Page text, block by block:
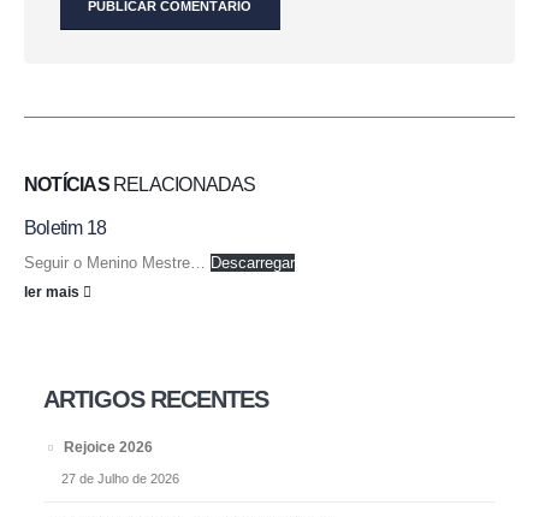
NOTÍCIASRELACIONADAS
Boletim 18
Seguir o Menino Mestre… Descarregar
ler mais
ARTIGOS RECENTES
Rejoice 2026
27 de Julho de 2026